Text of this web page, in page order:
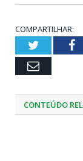
COMPARTILHAR:
Twitter
Email
CONTEÚDO